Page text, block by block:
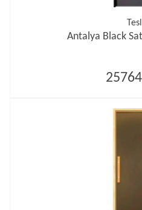
Antalya Black